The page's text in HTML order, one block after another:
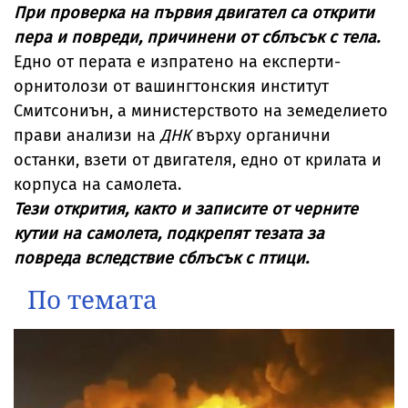
При проверка на първия двигател са открити
пера и повреди, причинени от сблъсък с тела.
Едно от перата е изпратено на експерти-
орнитолози от вашингтонския институт
Смитсониън, а министерството на земеделието
прави анализи на ДНКвърху органични
останки, взети от двигателя, едно от крилата и
корпуса на самолета.
Тези открития, както и записите от черните
кутии на самолета, подкрепят тезата за
повреда вследствие сблъсък с птици.
По темата